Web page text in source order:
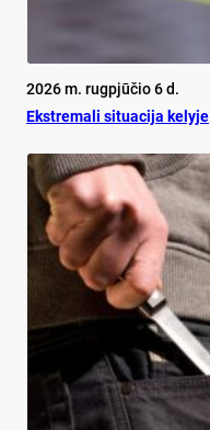
2026 m. rugpjūčio 6 d.
Ekst­re­ma­li si­tua­ci­ja ke­ly­je